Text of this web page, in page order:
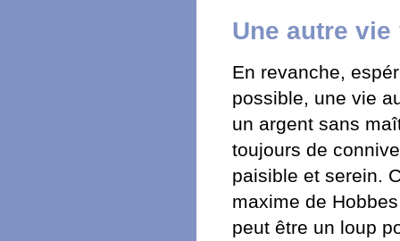
Une autre vie
En revanche,
possible, une vie
un argent sans
toujours de
paisible et serein.
maxime de
peut être un loup